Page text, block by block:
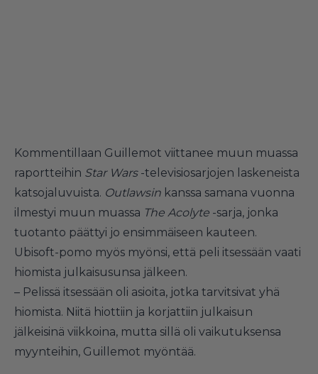
Kommentillaan Guillemot viittanee muun muassa
raportteihin Star Wars-televisiosarjojen laskeneista
katsojaluvuista. Outlawsin kanssa samana vuonna
ilmestyi muun muassa The Acolyte -sarja, jonka
tuotanto päättyi jo ensimmäiseen kauteen.
Ubisoft-pomo myös myönsi, että peli itsessään vaati
hiomista julkaisusunsa jälkeen.
– Pelissä itsessään oli asioita, jotka tarvitsivat yhä
hiomista. Niitä hiottiin ja korjattiin julkaisun
jälkeisinä viikkoina, mutta sillä oli vaikutuksensa
myynteihin, Guillemot myöntää.